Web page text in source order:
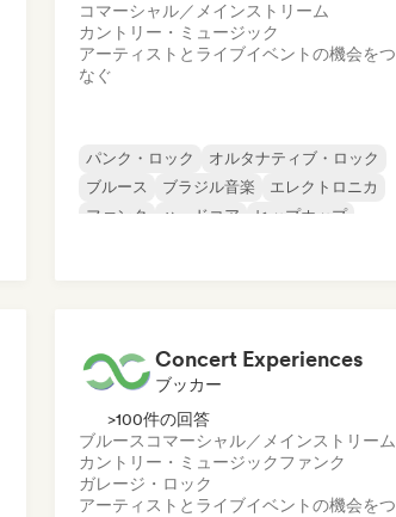
コマーシャル／メインストリーム
カントリー・ミュージック
アーティストとライブイベントの機会をつ
なぐ
パンク・ロック
オルタナティブ・ロック
ブルース
ブラジル音楽
エレクトロニカ
ファンク
ハードコア ヒップホップ
Concert Experiences
ブッカー
>100件の回答
ブルース コマーシャル／メインストリーム
カントリー・ミュージックファンク
ガレージ・ロック
アーティストとライブイベントの機会をつ